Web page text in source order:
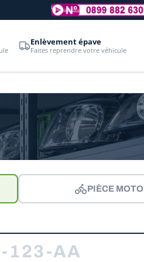
Enlèvement épave
Faites reprendre votre véhicule
PIÈCE MOTO